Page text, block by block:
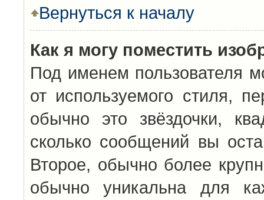
Вернуться к началу
Как я могу поместить
Под именем пользователя
от используемого стиля,
обычно это звёздочки,
сколько сообщений вы
Второе, обычно более
обычно уникальна для